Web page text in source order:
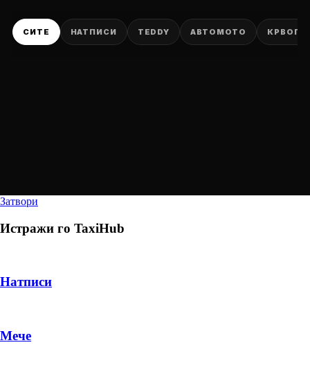
СИТЕ НАТПИСИ TEDDY АВТОМОТО
Затвори
Истражи го TaxiHub
Натписи
Мече